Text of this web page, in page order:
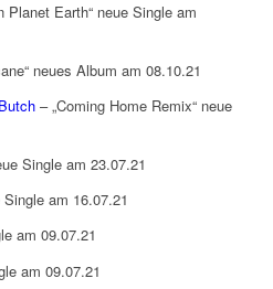
Earth“ neue Single am
neues Album am 08.10.21
– „Coming Home Remix“ neue
Single am 23.07.21
am 16.07.21
am 09.07.21
am 09.07.21